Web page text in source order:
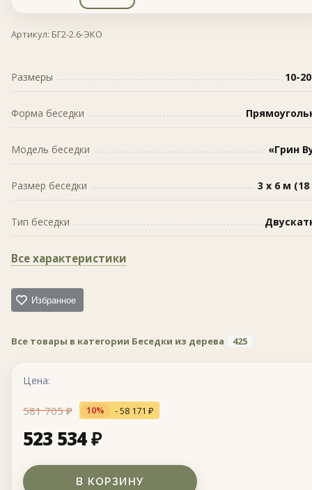
Артикул: БГ2-2.6-ЭКО
Размеры 10-
Форма беседки
Модель беседки «Грин
Размер беседки 3 х 6 м (18
Тип беседки
Все характеристики
Избранное
Все товары в категории Беседки из дерева 425
Цена:
581 705₽ 10% - 58 171 ₽
523 534₽
В КОРЗИНУ